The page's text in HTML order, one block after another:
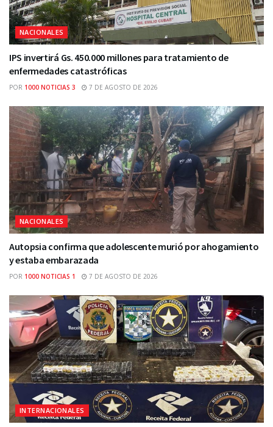
NACIONALES
IPS invertirá Gs. 450.000 millones para tratamiento de
enfermedades catastróficas
POR 1000 NOTICIAS 3 7 DE AGOSTO DE 2026
NACIONALES
Autopsia confirma que adolescente murió por ahogamiento
y estaba embarazada
POR 1000 NOTICIAS 1 7 DE AGOSTO DE 2026
INTERNACIONALES